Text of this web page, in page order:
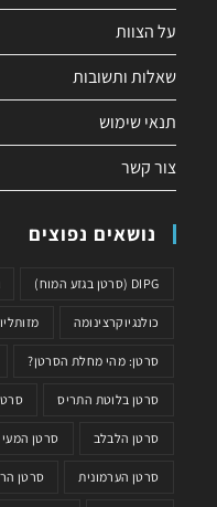
על הצוות
שאלות ותשובות
תנאי שימוש
צור קשר
נושאים נפוצים
DIPG (סרטן בגזע המוח)
כולנגיוקרצינומה
סרטן: מהי מחלת הסרטן?
סרטן בלוטת התריס
סרטן הלבלב סרטן
סרטן הערמונית סרטן